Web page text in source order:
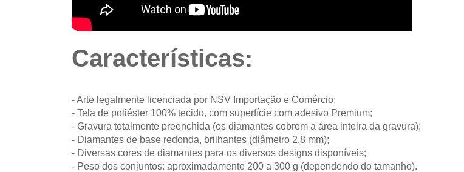
Características:
- Arte legalmente licenciada por NSV Importação e Comércio;
- Tela de poliéster 100% tecido, com superfície com adesivo Premium;
- Gravura totalmente preenchida (os diamantes cobrem a área inteira da gravura);
- Diamantes de base redonda, brilhantes (diâmetro 2,8 mm);
- Diversas cores de diamantes para os diversos designs disponíveis;
- Peso dos conjuntos: aproximadamente 200 a 300 g (dependendo do tamanho).